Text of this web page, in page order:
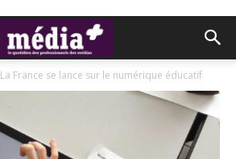
La France se lance sur le numérique éducatif